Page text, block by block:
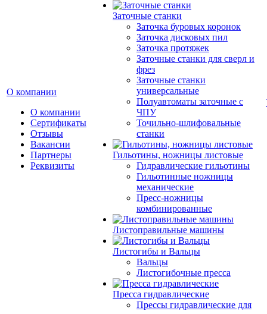
О компании
О компании
Сертификаты
Отзывы
Вакансии
Партнеры
Реквизиты
Заточные станки
Заточка буровых коронок
Заточка дисковых пил
Заточка протяжек
Заточные станки для сверл и
фрез
Заточные станки
универсальные
Полуавтоматы заточные с
ЧПУ
Точильно-шлифовальные
станки
Гильотины, ножницы листовые
Гидравлические гильотины
Гильотинные ножницы
механические
Пресс-ножницы
комбинированные
Листоправильные машины
Листогибы и Вальцы
Вальцы
Листогибочные пресса
Пресса гидравлические
Прессы гидравлические для